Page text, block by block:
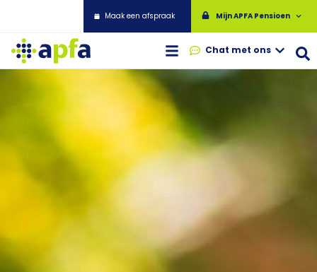
Maak een afspraak Mijn APFA Pensioen
Chat met ons